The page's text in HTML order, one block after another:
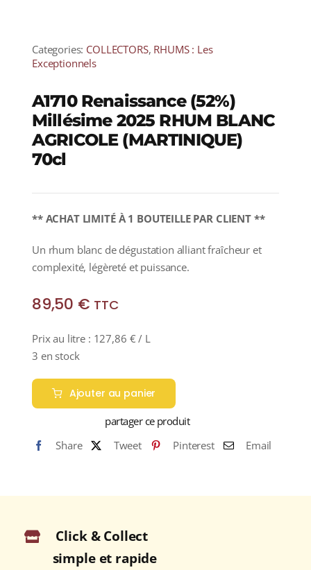
Categories: COLLECTORS, RHUMS : Les
Exceptionnels
A1710 Renaissance (52%)
Millésime 2025 RHUM BLANC
AGRICOLE (MARTINIQUE)
70cl
** ACHAT LIMITÉ À 1 BOUTEILLE PAR CLIENT **
Un rhum blanc de dégustation alliant fraîcheur et
complexité, légèreté et puissance.
89,50 € TTC
Prix au litre : 127,86 € / L
3 en stock
Ajouter au panier
partager ce produit
Share
Tweet Pinterest Email
Click & Collect
simple et rapide